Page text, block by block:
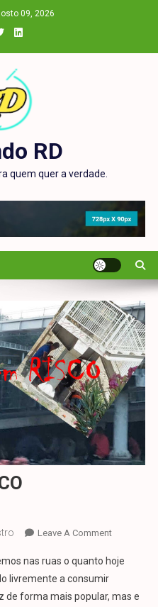
09, 2026
RD
quem quer a verdade.
Leave A CommentOn
Em
nas ruas o quanto hoje
livremente a consumir
de forma mais popular, mas e